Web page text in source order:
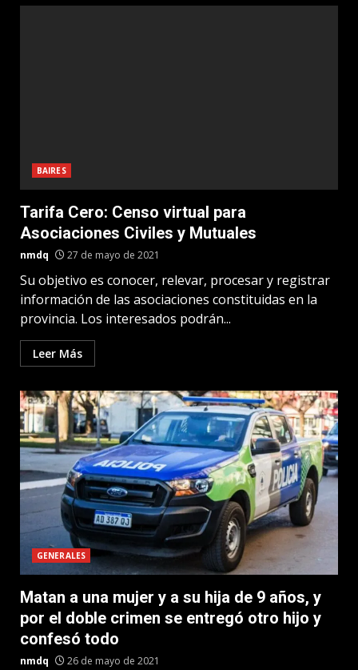
BAIRES
Tarifa Cero: Censo virtual para
Asociaciones Civiles y Mutuales
nmdq 27 de mayo de 2021
Su objetivo es conocer, relevar, procesar y registrar
información de las asociaciones constituidas en la
provincia. Los interesados podrán...
Leer Más
GENERALES
Matan a una mujer y a su hija de 9 años, y
por el doble crimen se entregó otro hijo y
confesó todo
nmdq 26 de mayo de 2021